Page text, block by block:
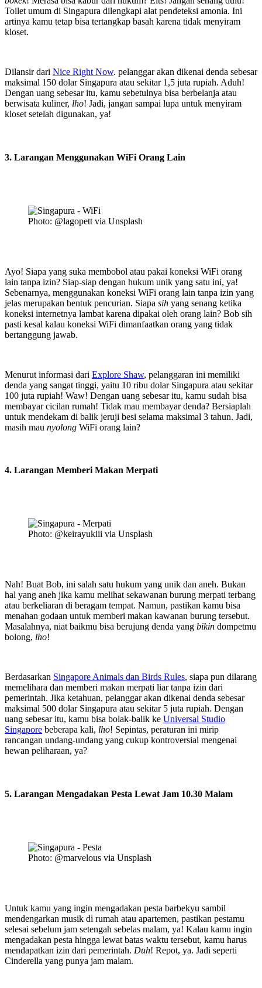
Toilet umum di Singapura dilengkapi alat pendeteksi amonia. Ini
artinya kamu tetap bisa tertangkap basah karena tidak menyiram
kloset.
Dilansir dari Nice Right Now. pelanggar akan dikenai denda sebesar
maksimal 150 dolar Singapura atau sekitar 1,5 juta rupiah. Aduh!
Dengan uang sebesar itu, kamu sebetulnya bisa berbelanja atau
berwisata kuliner, lho! Jadi, jangan sampai lupa untuk menyiram
kloset setelah digunakan, ya!
3. Larangan Menggunakan WiFi Orang Lain
Photo: @lagopett via Unsplash
Ayo! Siapa yang suka membobol atau pakai koneksi WiFi orang
lain tanpa izin? Siap-siap dengan hukum unik yang satu ini, ya!
Sebenarnya, menggunakan koneksi WiFi orang lain tanpa izin yang
jelas merupakan bentuk pencurian. Siapa sih yang senang ketika
koneksi internetnya lambat karena dipakai oleh orang lain? Bob sih
pasti kesal kalau koneksi WiFi dimanfaatkan orang yang tidak
bertanggung jawab.
Menurut informasi dari Explore Shaw, pelanggaran ini memiliki
denda yang sangat tinggi, yaitu 10 ribu dolar Singapura atau sekitar
100 juta rupiah! Waw! Dengan uang sebesar itu, kamu sudah bisa
membayar cicilan rumah! Tidak mau membayar denda? Bersiaplah
untuk mendekam di balik jeruji besi selama maksimal 3 tahun. Jadi,
masih mau nyolong WiFi orang lain?
4. Larangan Memberi Makan Merpati
Photo: @keirayukiii via Unsplash
Nah! Buat Bob, ini salah satu hukum yang unik dan aneh. Bukan
hal yang aneh jika kamu melihat sekawanan burung merpati terbang
atau berkeliaran di beragam tempat. Namun, pastikan kamu bisa
menahan godaan untuk memberi makan kawanan burung tersebut.
Masalahnya, niat baikmu bisa berujung denda yang bikin dompetmu
bolong, lho!
Berdasarkan Singapore Animals dan Birds Rules, siapa pun dilarang
memelihara dan memberi makan merpati liar tanpa izin dari
pemerintah. Jika ketahuan, pelanggar akan dikenai denda sebesar
maksimal 500 dolar Singapura atau sekitar 5 juta rupiah. Dengan
uang sebesar itu, kamu bisa bolak-balik ke Universal Studio
Singapore beberapa kali, lho! Sepintas, peraturan ini mirip
rancangan undang-undang yang cukup kontroversial mengenai
hewan peliharaan, ya?
5. Larangan Mengadakan Pesta Lewat Jam 10.30 Malam
Photo: @marvelous via Unsplash
Untuk kamu yang ingin mengadakan pesta barbekyu sambil
mendengarkan musik di rumah atau apartemen, pastikan pestamu
selesai sebelum jam setengah sebelas malam, ya! Kalau kamu ingin
mengadakan pesta hingga lewat batas waktu tersebut, kamu harus
mendapatkan izin dari pemerintah. Duh! Repot, ya. Jadi seperti
Cinderella yang punya jam malam.